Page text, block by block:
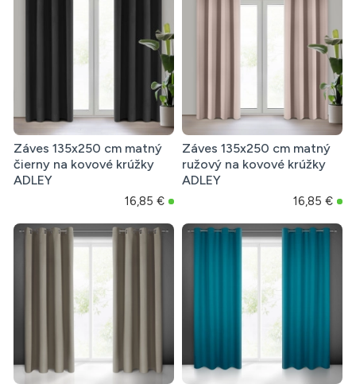
Záves 135x250 cm matný
čierny na kovové krúžky
ADLEY
16,85 €
Záves 135x250 cm matný
ružový na kovové krúžky
ADLEY
16,85 €